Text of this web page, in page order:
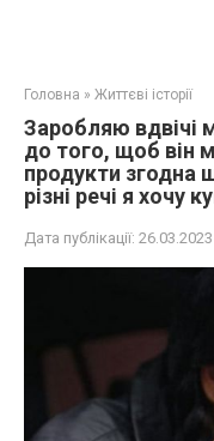
Головна » Життєві історії
Заробляю вдвічі
до того, щоб він
продукти згодна
різні речі я хочу
Дата публікації: 26.03.2023